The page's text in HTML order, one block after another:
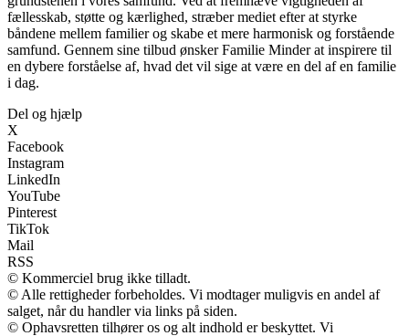
fællesskab, støtte og kærlighed, stræber mediet efter at styrke
båndene mellem familier og skabe et mere harmonisk og forstående
samfund. Gennem sine tilbud ønsker Familie Minder at inspirere til
en dybere forståelse af, hvad det vil sige at være en del af en familie
i dag.
Del og hjælp
X
Facebook
Instagram
LinkedIn
YouTube
Pinterest
TikTok
Mail
RSS
© Kommerciel brug ikke tilladt.
© Alle rettigheder forbeholdes. Vi modtager muligvis en andel af
salget, når du handler via links på siden.
© Ophavsretten tilhører os og alt indhold er beskyttet. Vi